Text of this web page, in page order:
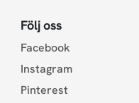
Följ oss
Facebook
Instagram
Pinterest